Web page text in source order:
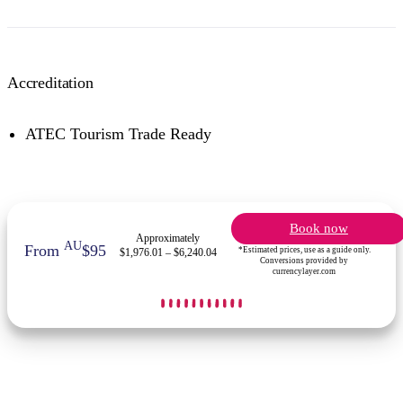
Accreditation
ATEC Tourism Trade Ready
From AU$95
Approximately
$1,976.01 – $6,240.04
Book now
*Estimated prices, use as a guide only.
Conversions provided by
currencylayer.com